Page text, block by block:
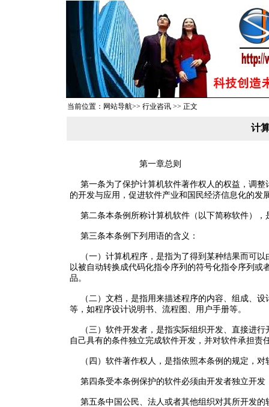
当前位置：网站导航>> 行业咨讯 >> 正文
计
第一章总则
第一条为了保护计算机软件著作权人的权益，调整
的开发与应用，促进软件产业和国民经济信息化的
第二条本条例所称计算机软件（以下简称软件），
第三条本条例下列用语的含义：
（一）计算机程序，是指为了得到某种结果而可以
以被自动转换成代码化指令序列的符号化指令序列
品。
（二）文档，是指用来描述程序的内容、组成、设
等，如程序设计说明书、流程图、用户手册等。
（三）软件开发者，是指实际组织开发、直接进行
自己具有的条件独立完成软件开发，并对软件承担责
（四）软件著作权人，是指依照本条例的规定，对
第四条受本条例保护的软件必须由开发者独立开发
第五条中国公民、法人或者其他组织对其所开发的